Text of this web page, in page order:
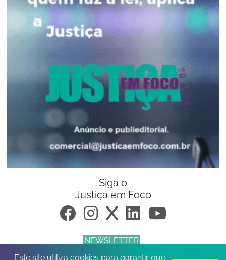
Siga o
Justiça em Foco
NEWSLETTER
Este site utiliza cookies para garantir que